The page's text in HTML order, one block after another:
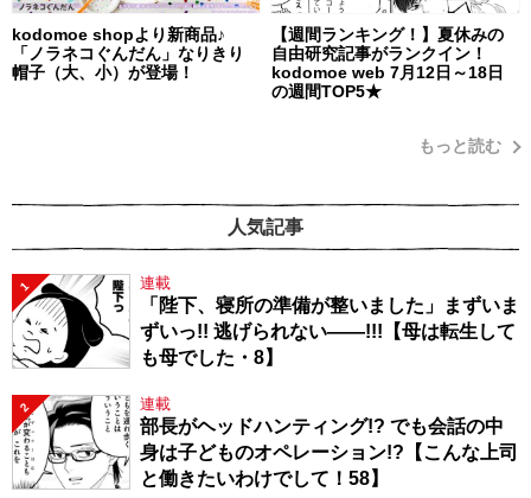
kodomoe shopより新商品♪
「ノラネコぐんだん」なりきり
帽子（大、小）が登場！
【週間ランキング！】夏休みの
自由研究記事がランクイン！
kodomoe web 7月12日～18日
の週間TOP5★
もっと読む
人気記事
1 連載
「陛下、寝所の準備が整いました」まずいま
ずいっ!! 逃げられない――!!!【母は転生して
も母でした・8】
2 連載
部長がヘッドハンティング!? でも会話の中
身は子どものオペレーション!?【こんな上司
と働きたいわけでして！58】